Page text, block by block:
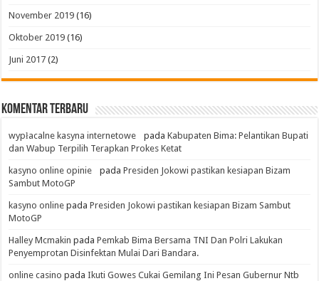
November 2019 (16)
Oktober 2019 (16)
Juni 2017 (2)
Komentar Terbaru
wypłacalne kasyna internetowe padaKabupaten Bima: Pelantikan Bupati
dan Wabup Terpilih Terapkan Prokes Ketat
kasyno online opinie padaPresiden Jokowi pastikan kesiapan Bizam
Sambut MotoGP
kasyno online padaPresiden Jokowi pastikan kesiapan Bizam Sambut
MotoGP
Halley Mcmakin padaPemkab Bima Bersama TNI Dan Polri Lakukan
Penyemprotan Disinfektan Mulai Dari Bandara.
online casino padaIkuti Gowes Cukai Gemilang Ini Pesan Gubernur Ntb